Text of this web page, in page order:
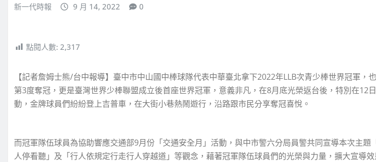
新一代時報 9 月 14, 2022 0
點閱人數: 2,317
【記者詹姆士熊/台中報導】臺中市中山國中棒球隊代表中華臺北拿下2022年LLB次青少棒世界冠軍，
第3度奪冠，更是臺灣世界少棒聯盟成立後首座世界冠軍，意義非凡，在8月底光榮返台後，特別在12
動，金牌球員們紛紛登上吉普車，在大街小巷熱鬧遊行，沿路跟市民分享奪冠喜悅。
而冠軍隊伍球員為協助響應交通部9月份「交通安全月」活動，與中市警六分局員警共同宣導本次主題
人停看聽」及「行人依規定行走行人穿越道」等觀念，藉著冠軍隊伍球員們的光榮與力量，擴大宣導